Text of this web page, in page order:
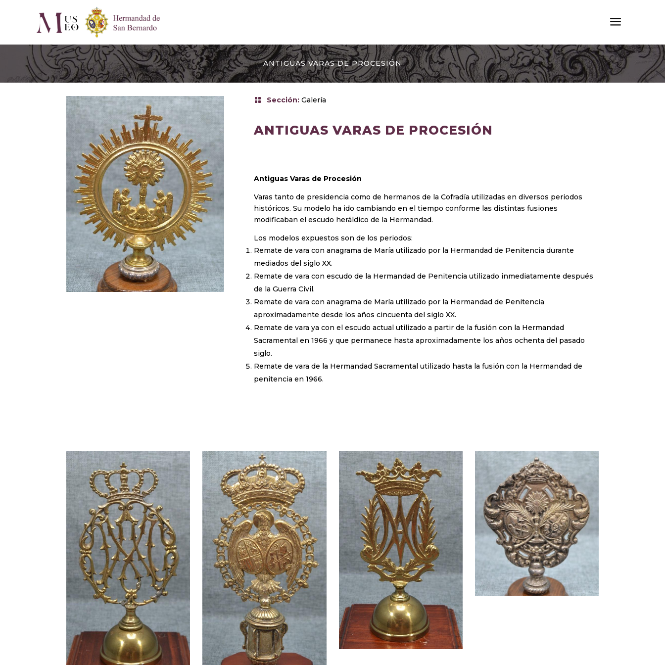
a
ANTIGUAS VARAS DE PROCESIÓN
Sección: Galería
ANTIGUAS VARAS DE PROCESIÓN
Antiguas Varas de Procesión
Varas tanto de presidencia como de hermanos de la Cofradía utilizadas en diversos periodos
históricos. Su modelo ha ido cambiando en el tiempo conforme las distintas fusiones
modificaban el escudo heráldico de la Hermandad.
Los modelos expuestos son de los periodos:
Remate de vara con anagrama de María utilizado por la Hermandad de Penitencia durante
mediados del siglo XX.
Remate de vara con escudo de la Hermandad de Penitencia utilizado inmediatamente después
de la Guerra Civil.
Remate de vara con anagrama de María utilizado por la Hermandad de Penitencia
aproximadamente desde los años cincuenta del siglo XX.
Remate de vara ya con el escudo actual utilizado a partir de la fusión con la Hermandad
Sacramental en 1966 y que permanece hasta aproximadamente los años ochenta del pasado
siglo.
Remate de vara de la Hermandad Sacramental utilizado hasta la fusión con la Hermandad de
penitencia en 1966.